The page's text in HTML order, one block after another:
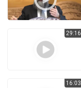
29:16
16:03